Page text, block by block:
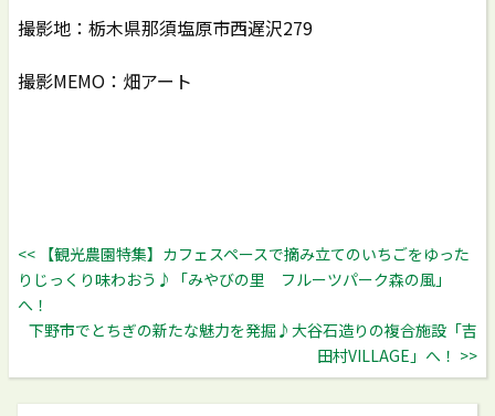
撮影地：栃木県那須塩原市西遅沢279
撮影MEMO：畑アート
<< 【観光農園特集】カフェスペースで摘み立てのいちごをゆった
りじっくり味わおう♪「みやびの里 フルーツパーク森の風」
へ！
下野市でとちぎの新たな魅力を発掘♪大谷石造りの複合施設「吉
田村VILLAGE」へ！ >>